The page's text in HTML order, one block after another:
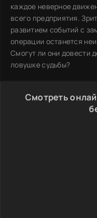
каждое неверное
всего предприятия.
развитием событий с
операции останется
Смогут ли они довести
ловушке судьбы?
Смотреть